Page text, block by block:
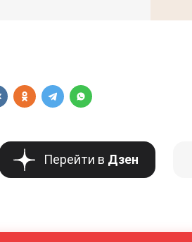
Перейти в Дзен